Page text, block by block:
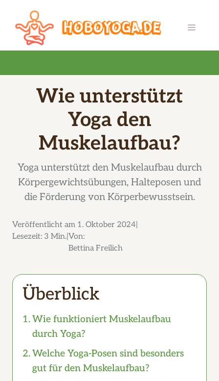
springen
MENÜ
Wie unterstützt
Yoga den
Muskelaufbau?
Yoga unterstützt den Muskelaufbau durch
Körpergewichtsübungen, Halteposen und
die Förderung von Körperbewusstsein.
Veröffentlicht am 1. Oktober 2024
Lesezeit: 3 Min. Von:
Bettina Freilich
Überblick
Wie funktioniert Muskelaufbau
durch Yoga?
Welche Yoga-Posen sind besonders
gut für den Muskelaufbau?